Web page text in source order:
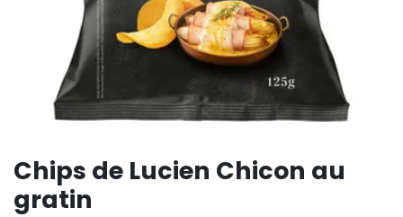
Chips de Lucien Chicon au
gratin